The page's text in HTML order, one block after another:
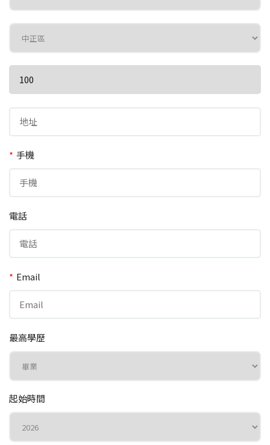
* 手機
電話
* Email
最高學歷
起始時間